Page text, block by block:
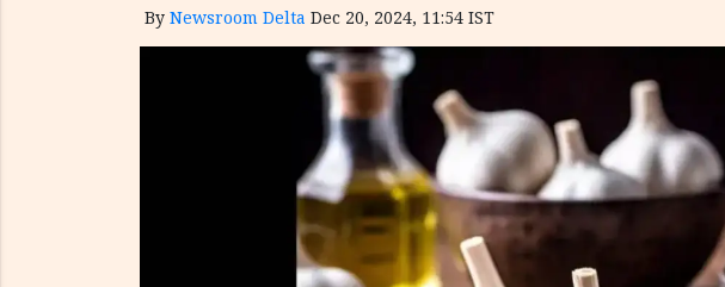
By Newsroom Delta Dec 20, 2024, 11:54 IST